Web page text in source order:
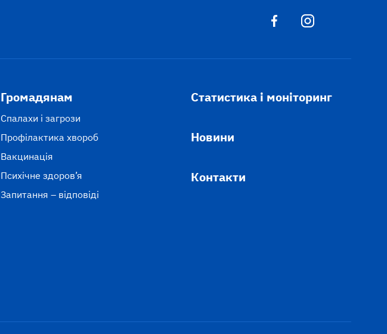
Громадянам
Спалахи і загрози
Профілактика хвороб
Вакцинація
Психічне здоров’я
Запитання – відповіді
Статистика і моніторинг
Новини
Контакти